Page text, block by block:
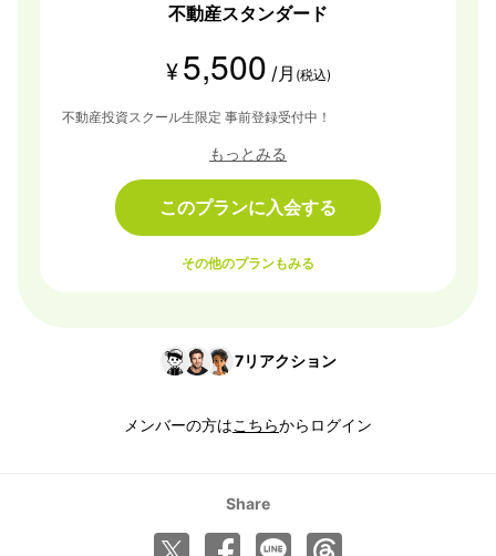
不動産スタンダード
¥ 5,500 /月 (税込)
不動産投資スクール生限定 事前登録受付中！
もっとみる
このプランに入会する
その他のプランもみる
7リアクション
メンバーの方はこちらからログイン
Share